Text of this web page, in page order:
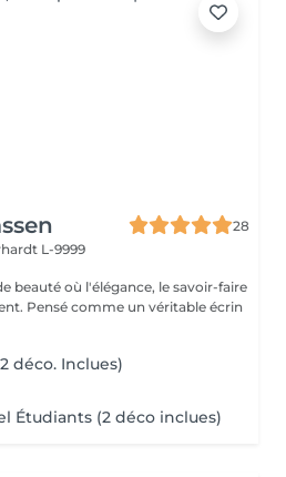
28
L-9999
beauté où l'élégance, le savoir-faire
Pensé comme un véritable écrin
déco. Inclues)
Étudiants (2 déco inclues)